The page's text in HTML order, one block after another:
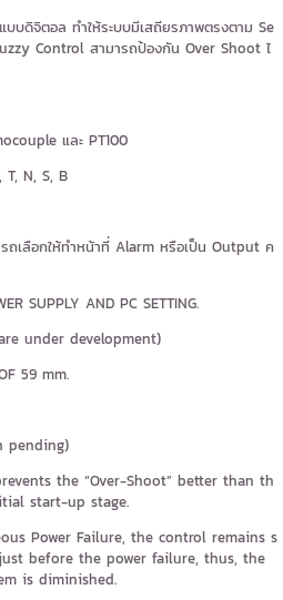
บดิจิตอล ทำให้ระบบมีเสถียรภาพตรงตาม Se
Control สามารถป้องกัน Over Shoot ไ
และ PT100
N, S, B
ถเลือกให้ทำหน้าที่ Alarm หรือเป็น Output ค
SUPPLY AND PC SETTING.
under development)
59 mm.
pending)
the “Over-Shoot” better than th
start-up stage.
Power Failure, the control remains s
before the power failure, thus, the
is diminished.